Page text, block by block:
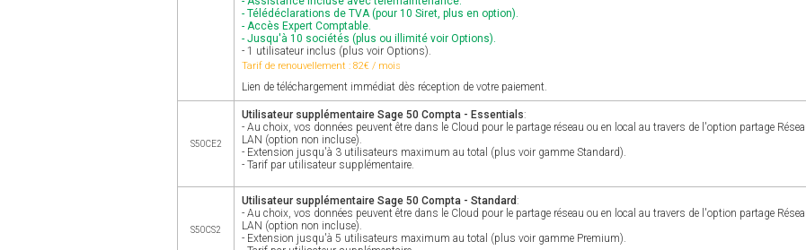
- Télédéclarations de TVA (pour 10 Siret, plus en option).
- Accès Expert Comptable.
- Jusqu'à 10 sociétés (plus ou illimité voir Options).
- 1 utilisateur inclus (plus voir Options).
Tarif de renouvellement : 82€ / mois
Lien de téléchargement immédiat dès réception de votre paiement.
S50CE2
Utilisateur supplémentaire Sage 50 Compta - Essentials:
- Au choix, vos données peuvent être dans le Cloud pour le partage réseau ou en local au travers de l'option partage
LAN (option non incluse).
- Extension jusqu'à 3 utilisateurs maximum au total (plus voir gamme Standard).
- Tarif par utilisateur supplémentaire.
S50CS2
Utilisateur supplémentaire Sage 50 Compta - Standard:
- Au choix, vos données peuvent être dans le Cloud pour le partage réseau ou en local au travers de l'option partage
LAN (option non incluse).
- Extension jusqu'à 5 utilisateurs maximum au total (plus voir gamme Premium).